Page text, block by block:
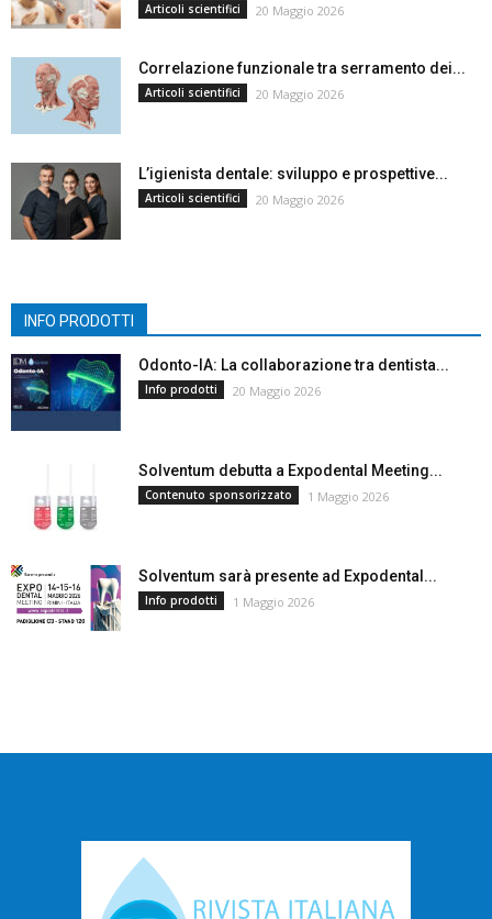
Articoli scientifici 20 Maggio 2026
Correlazione funzionale tra serramento dei...
Articoli scientifici 20 Maggio 2026
L’igienista dentale: sviluppo e prospettive...
Articoli scientifici 20 Maggio 2026
INFO PRODOTTI
Odonto-IA: La collaborazione tra dentista...
Info prodotti 20 Maggio 2026
Solventum debutta a Expodental Meeting...
Contenuto sponsorizzato 1 Maggio 2026
Solventum sarà presente ad Expodental...
Info prodotti 1 Maggio 2026